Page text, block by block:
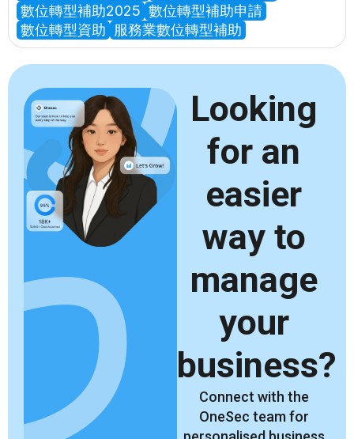
數位轉型補助2025 數位轉型補助申請
數位轉型資助
服務業數位轉型補助
Looking
for an
easier
way to
manage
your
business?
Connect with the
OneSec team for